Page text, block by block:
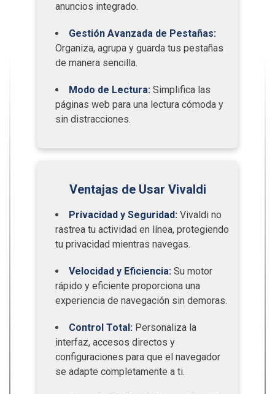
anuncios integrado.
Gestión Avanzada de Pestañas:
Organiza, agrupa y guarda tus pestañas
de manera sencilla.
Modo de Lectura: Simplifica las
páginas web para una lectura cómoda y
sin distracciones.
Ventajas de Usar Vivaldi
Privacidad y Seguridad: Vivaldi no
rastrea tu actividad en línea, protegiendo
tu privacidad mientras navegas.
Velocidad y Eficiencia: Su motor
rápido y eficiente proporciona una
experiencia de navegación sin demoras.
Control Total: Personaliza la
interfaz, accesos directos y
configuraciones para que el navegador
se adapte completamente a ti.